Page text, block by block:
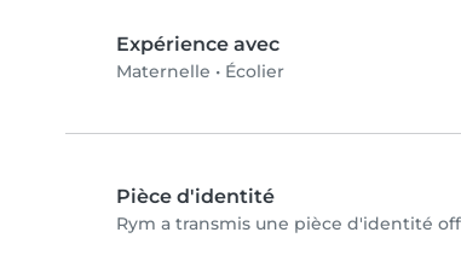
Expérience avec
Maternelle • Écolier
Pièce d'identité
Rym a transmis une pièce d'identité